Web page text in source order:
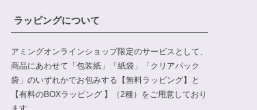
ラッピングについて
アミングオンラインショップ限定のサービスとして、
商品にあわせて「包装紙」「紙袋」「クリアパック
袋」のいずれかでお包みする【無料ラッピング】と
【有料のBOXラッピング 】（2種）をご用意しており